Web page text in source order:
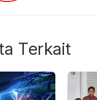
Terkait